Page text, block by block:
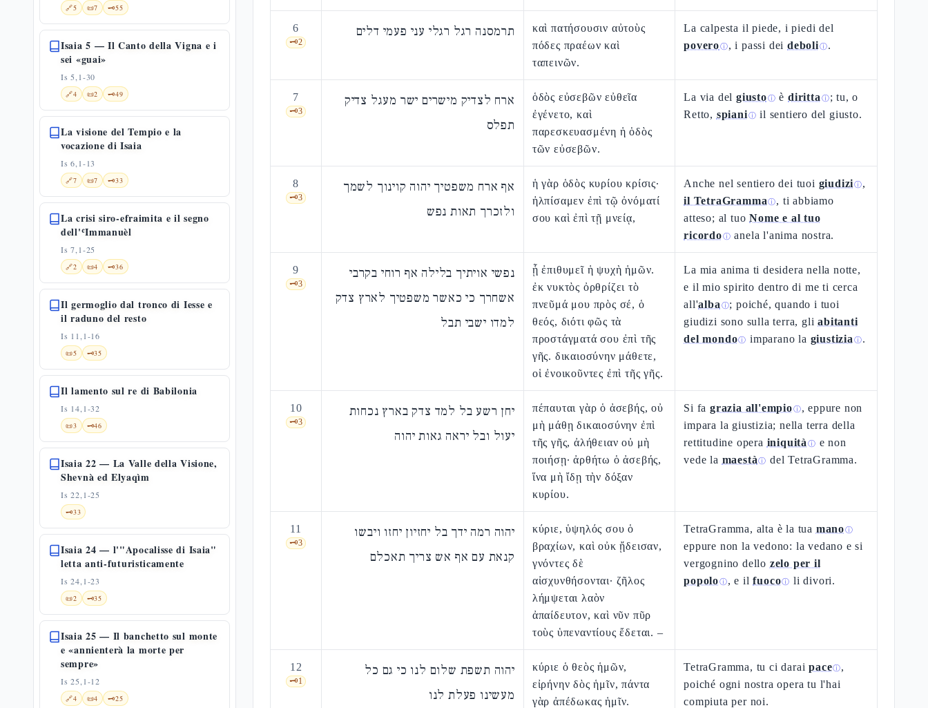
🔗5 📜7 🗝️55
Isaia 5 — Il Canto della Vigna e i
sei «guai»
Is 5,1-30
🔗4 📜2 🗝️49
La visione del Tempio e la
vocazione di Isaia
Is 6,1-13
🔗7 📜7 🗝️33
La crisi siro-efraimita e il segno
dell'ʿImmanuèl
Is 7,1-25
🔗2 📜4 🗝️36
Il germoglio dal tronco di Iesse e
il raduno del resto
Is 11,1-16
📜5 🗝️35
Il lamento sul re di Babilonia
Is 14,1-32
📜3 🗝️46
Isaia 22 — La Valle della Visione,
Shevnà ed Elyaqìm
Is 22,1-25
🗝️33
Isaia 24 — l'"Apocalisse di Isaia"
letta anti-futuristicamente
Is 24,1-23
📜2 🗝️35
Isaia 25 — Il banchetto sul monte
e «annienterà la morte per
sempre»
Is 25,1-12
🔗4 📜4 🗝️25
6
🗝️2
תרמסנה רגל רגלי עני פעמי דלים
καὶ πατήσουσιν αὐτοὺς
πόδες πραέων καὶ
ταπεινῶν.
La calpesta il piede, i piedi del
poveroⓘ, i passi deideboliⓘ.
7
🗝️3
ארח לצדיק מישרים ישר מעגל צדיק
תפלס
ὁδὸς εὐσεβῶν εὐθεῖα
ἐγένετο, καὶ
παρεσκευασμένη ἡ ὁδὸς
τῶν εὐσεβῶν.
La via delgiustoⓘ èdiritta ⓘ; tu, o
Retto, spianiⓘ il sentiero del giusto.
8
🗝️3
אף ארח משפטיך יהוה קוינוך לשמך
ולזכרך תאות נפש
ἡ γὰρ ὁδὸς κυρίου κρίσις·
ἠλπίσαμεν ἐπὶ τῷ ὀνόματί
σου καὶ ἐπὶ τῇ μνείᾳ,
Anche nel sentiero dei tuoi giudiziⓘ,
il TetraGramma ⓘ, ti abbiamo
atteso; al tuoNome e al tuo
ricordoⓘ anela l'anima nostra.
9
🗝️3
נפשי אויתיך בלילה אף רוחי בקרבי
אשחרך כי כאשר משפטיך לארץ צדק
למדו ישבי תבל
ᾗ ἐπιθυμεῖ ἡ ψυχὴ ἡμῶν.
ἐκ νυκτὸς ὀρθρίζει τὸ
πνεῦμά μου πρὸς σέ, ὁ
θεός, διότι φῶς τὰ
προστάγματά σου ἐπὶ τῆς
γῆς. δικαιοσύνην μάθετε,
οἱ ἐνοικοῦντες ἐπὶ τῆς γῆς.
La mia anima ti desidera nella notte,
e il mio spirito dentro di me ti cerca
all'alba ⓘ; poiché, quando i tuoi
giudizi sono sulla terra, gliabitanti
del mondoⓘ imparano la giustizia ⓘ.
10
🗝️3
יחן רשע בל למד צדק בארץ נכחות
יעול ובל יראה גאות יהוה
πέπαυται γὰρ ὁ ἀσεβής, οὐ
μὴ μάθῃ δικαιοσύνην ἐπὶ
τῆς γῆς, ἀλήθειαν οὐ μὴ
ποιήσῃ· ἀρθήτω ὁ ἀσεβής,
ἵνα μὴ ἴδῃ τὴν δόξαν
κυρίου.
Si fagrazia all'empioⓘ, eppure non
impara la giustizia; nella terra della
rettitudine opera iniquità ⓘ e non
vede la maestà ⓘ del TetraGramma.
11
🗝️3
יהוה רמה ידך בל יחזיון יחזו ויבשו
קנאת עם אף אש צריך תאכלם
κύριε, ὑψηλός σου ὁ
βραχίων, καὶ οὐκ ᾔδεισαν,
γνόντες δὲ
αἰσχυνθήσονται· ζῆλος
λήμψεται λαὸν
ἀπαίδευτον, καὶ νῦν πῦρ
τοὺς ὑπεναντίους ἔδεται. –
TetraGramma, alta è la tua manoⓘ
eppure non la vedono: la vedano e si
vergognino dello zelo per il
popoloⓘ, e ilfuocoⓘ li divori.
12
🗝️1
יהוה תשפת שלום לנו כי גם כל
מעשינו פעלת לנו
κύριε ὁ θεὸς ἡμῶν,
εἰρήνην δὸς ἡμῖν, πάντα
γὰρ ἀπέδωκας ἡμῖν.
TetraGramma, tu ci daraipaceⓘ,
poiché ogni nostra opera tu l'hai
compiuta per noi.